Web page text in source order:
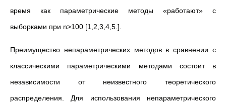
время как параметрические методы «работают» с
выборками при n>100 [1,2,3,4,5.].
Преимущество непараметрических методов в сравнении с
классическими параметрическими методами состоит в
независимости от неизвестного теоретического
распределения. Для использования непараметрического